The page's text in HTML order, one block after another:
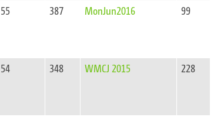
55 387 MonJun2016 99
54 348 WMCJ 2015 228